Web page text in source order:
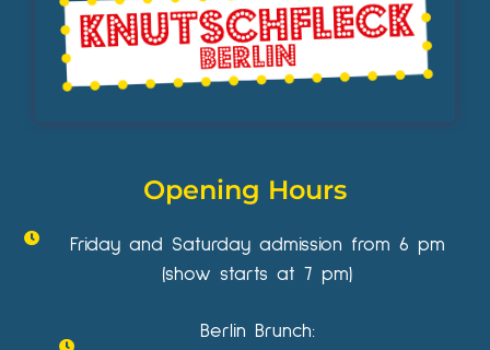
Opening Hours
Friday and Saturday admission from 6 pm
(show starts at 7 pm)
Berlin Brunch: